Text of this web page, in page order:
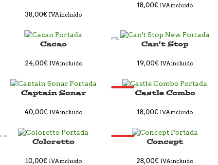
38,00€ IVA incluido
18,00€ IVA incluido
Cacao
24,00€ IVA incluido
Can’t Stop
19,00€ IVA incluido
SOLD OUTCaptain Sonar
40,00€ IVA incluido
Castle Combo
18,00€ IVA incluido
Coloretto
10,00€ IVA incluido
Concept
28,00€ IVA incluido